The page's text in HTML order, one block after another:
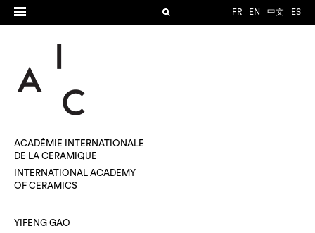
FR EN 中文 ES
ACADÉMIE INTERNATIONALE
DE LA CÉRAMIQUE
INTERNATIONAL ACADEMY
OF CERAMICS
YIFENG GAO